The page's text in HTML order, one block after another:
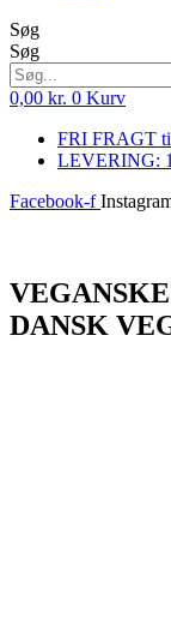
Søg
Søg
0,00 kr. 0 Kurv
FRI FRAGT
LEVERING:
Facebook-f
DANSK